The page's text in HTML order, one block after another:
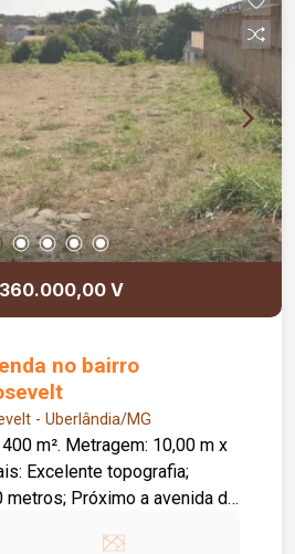
V
no bairro
- Uberlândia/MG
10,00 m x
Próximo a avenida da